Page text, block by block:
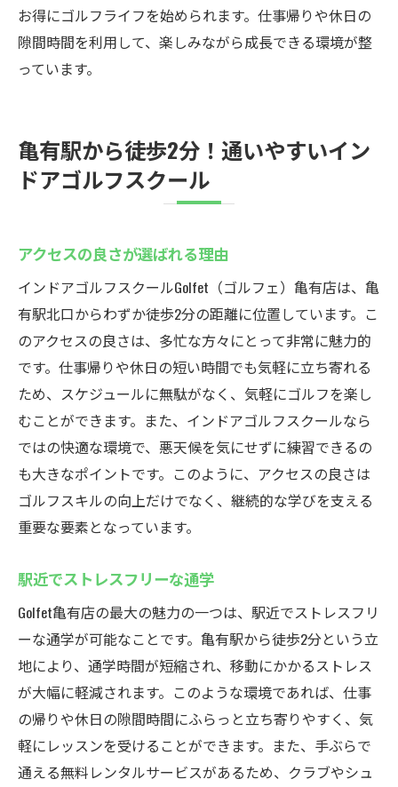
お得にゴルフライフを始められます。仕事帰りや休日の
隙間時間を利用して、楽しみながら成長できる環境が整
っています。
亀有駅から徒歩2分！通いやすいイン
ドアゴルフスクール
アクセスの良さが選ばれる理由
インドアゴルフスクールGolfet（ゴルフェ）亀有店は、亀
有駅北口からわずか徒歩2分の距離に位置しています。こ
のアクセスの良さは、多忙な方々にとって非常に魅力的
です。仕事帰りや休日の短い時間でも気軽に立ち寄れる
ため、スケジュールに無駄がなく、気軽にゴルフを楽し
むことができます。また、インドアゴルフスクールなら
ではの快適な環境で、悪天候を気にせずに練習できるの
も大きなポイントです。このように、アクセスの良さは
ゴルフスキルの向上だけでなく、継続的な学びを支える
重要な要素となっています。
駅近でストレスフリーな通学
Golfet亀有店の最大の魅力の一つは、駅近でストレスフリ
ーな通学が可能なことです。亀有駅から徒歩2分という立
地により、通学時間が短縮され、移動にかかるストレス
が大幅に軽減されます。このような環境であれば、仕事
の帰りや休日の隙間時間にふらっと立ち寄りやすく、気
軽にレッスンを受けることができます。また、手ぶらで
通える無料レンタルサービスがあるため、クラブやシュ